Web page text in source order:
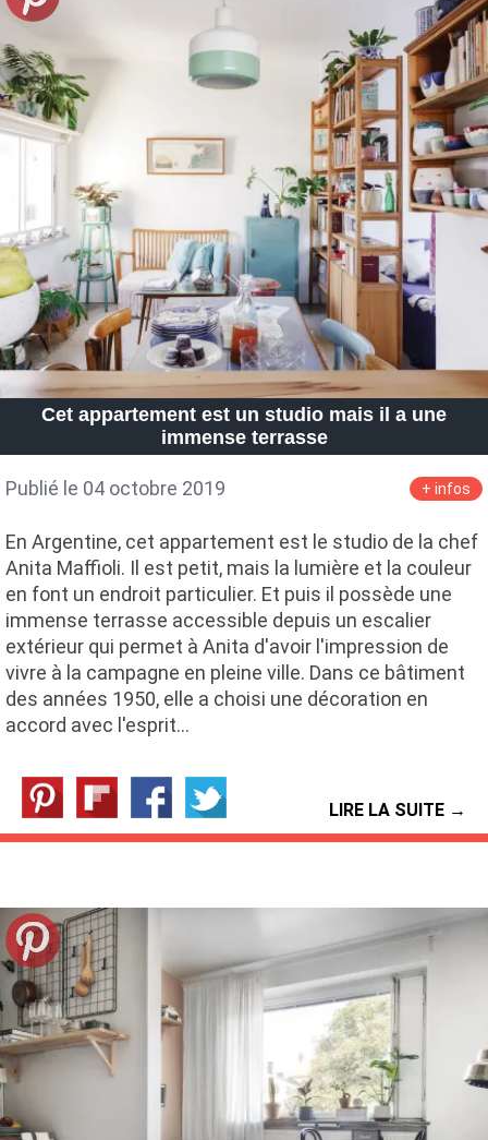
Cet appartement est un studio mais il a une
immense terrasse
Publié le 04 octobre 2019 + infos
En Argentine, cet appartement est le studio de la chef
Anita Maffioli. Il est petit, mais la lumière et la couleur
en font un endroit particulier. Et puis il possède une
immense terrasse accessible depuis un escalier
extérieur qui permet à Anita d'avoir l'impression de
vivre à la campagne en pleine ville. Dans ce bâtiment
des années 1950, elle a choisi une décoration en
accord avec l'esprit…
LIRE LA SUITE →